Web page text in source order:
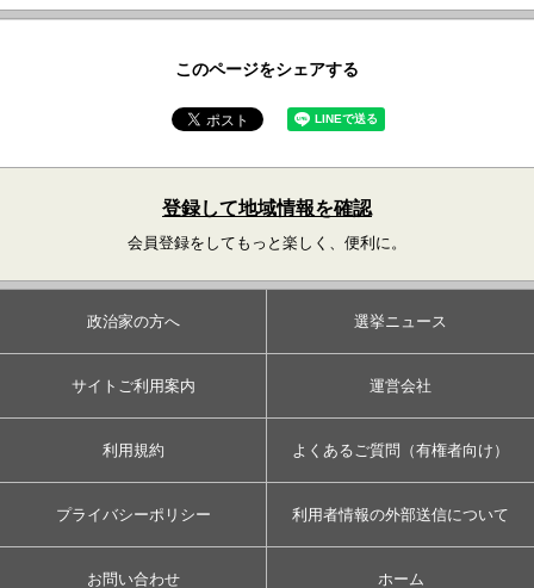
このページをシェアする
登録して地域情報を確認
会員登録をしてもっと楽しく、便利に。
政治家の方へ 選挙ニュース
サイトご利用案内 運営会社
利用規約 よくあるご質問（有権者向け）
プライバシーポリシー 利用者情報の外部送信について
お問い合わせ ホーム